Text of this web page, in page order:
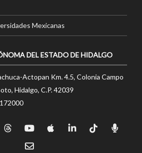
Mexicanas
DEL ESTADO DE HIDALGO
Actopan Km. 4.5, Colonia Campo
Hidalgo, C.P. 42039